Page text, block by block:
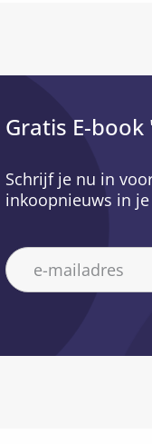
Gratis E-
Schrijf je nu in
inkoopnieuws in